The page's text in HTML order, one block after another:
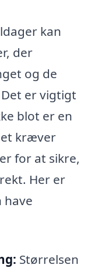
kan
der
og de
er vigtigt
blot er en
kræver
for at sikre,
Her er
have
Størrelsen